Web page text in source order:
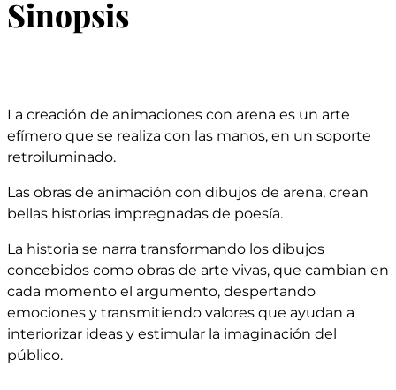
Sinopsis
La creación de animaciones con arena es un arte
efímero que se realiza con las manos, en un soporte
retroiluminado.
Las obras de animación con dibujos de arena, crean
bellas historias impregnadas de poesía.
La historia se narra transformando los dibujos
concebidos como obras de arte vivas, que cambian en
cada momento el argumento, despertando
emociones y transmitiendo valores que ayudan a
interiorizar ideas y estimular la imaginación del
público.